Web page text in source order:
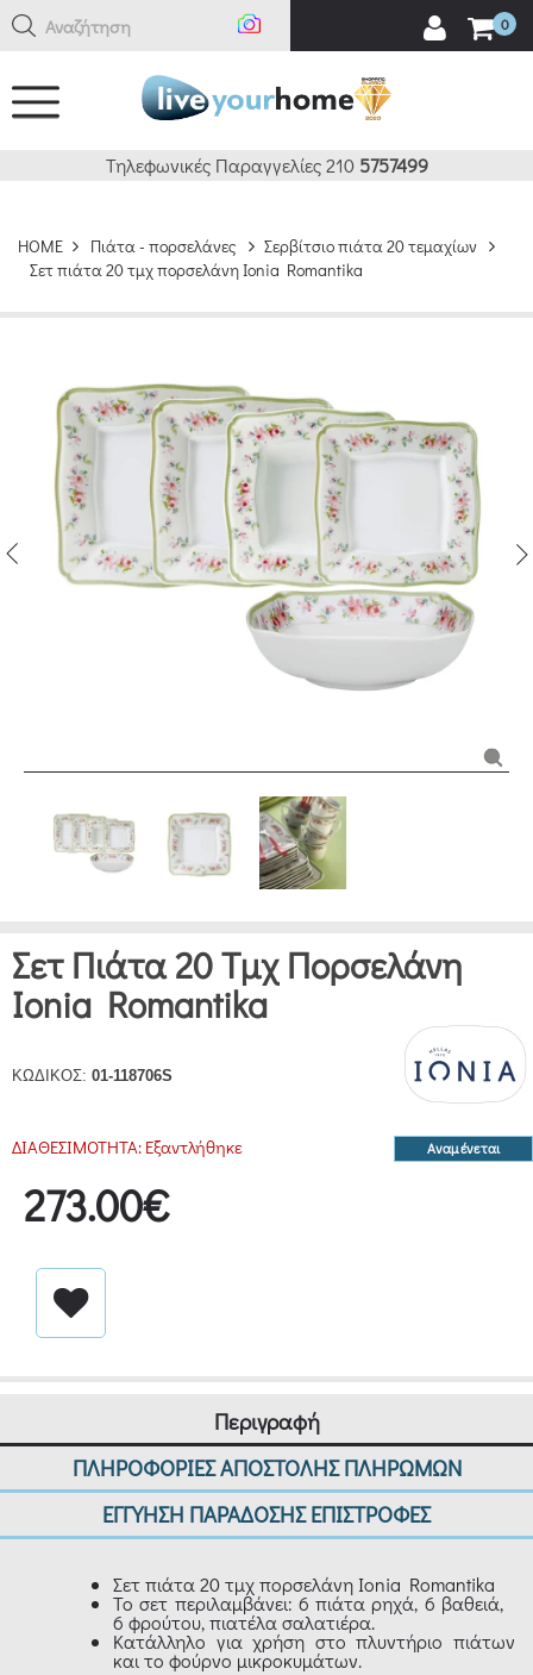
Αναζήτηση εδ 0
Τηλεφωνικές Παραγγελίες 210 5757499
HOME Πιάτα - πορσελάνες
Σερβίτσιο πιάτα 20 τεμαχίων
Σετ πιάτα 20 τμχ πορσελάνη Ionia Romantika
Σετ Πιάτα 20 Τμχ Πορσελάνη
Ionia Romantika
ΚΩΔΙΚΟΣ: 01-118706S
Αναμένεται
ΔΙΑΘΕΣΙΜΟΤΗΤΑ: Εξαντλήθηκε
273.00€
Περιγραφή
ΠΛΗΡΟΦΟΡΙΕΣ ΑΠΟΣΤΟΛΗΣ ΠΛΗΡΩΜΩΝ
ΕΓΓΥΗΣΗ ΠΑΡΑΔΟΣΗΣ ΕΠΙΣΤΡΟΦΕΣ
Σετ πιάτα 20 τμχ πορσελάνη Ionia Romantika
Το σετ περιλαμβάνει: 6 πιάτα ρηχά, 6 βαθειά,
6 φρούτου, πιατέλα σαλατιέρα.
Κατάλληλο για χρήση στο πλυντήριο πιάτων
και το φούρνο μικροκυμάτων.